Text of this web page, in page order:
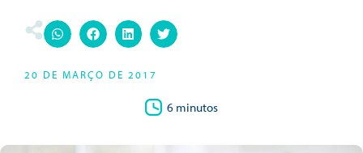
20 DE MARÇO DE 2017
6 minutos